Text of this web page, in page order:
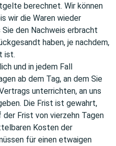
berechnet. Wir können
wir die Waren wieder
den Nachweis erbracht
haben, je nachdem,
ist.
und in jedem Fall
ab dem Tag, an dem Sie
unterrichten, an uns
Die Frist ist gewahrt,
der Frist von vierzehn Tagen
Kosten der
für einen etwaigen